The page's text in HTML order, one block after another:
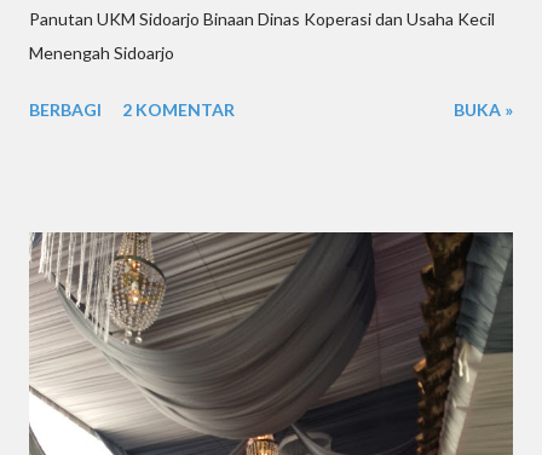
Panutan UKM Sidoarjo Binaan Dinas Koperasi dan Usaha Kecil
Menengah Sidoarjo
BERBAGI 2 KOMENTAR BUKA »